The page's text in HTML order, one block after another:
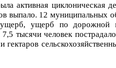
активная циклоническая
выпало. 12 муниципальных
ущерб по дорожной
тысячи человек
гектаров